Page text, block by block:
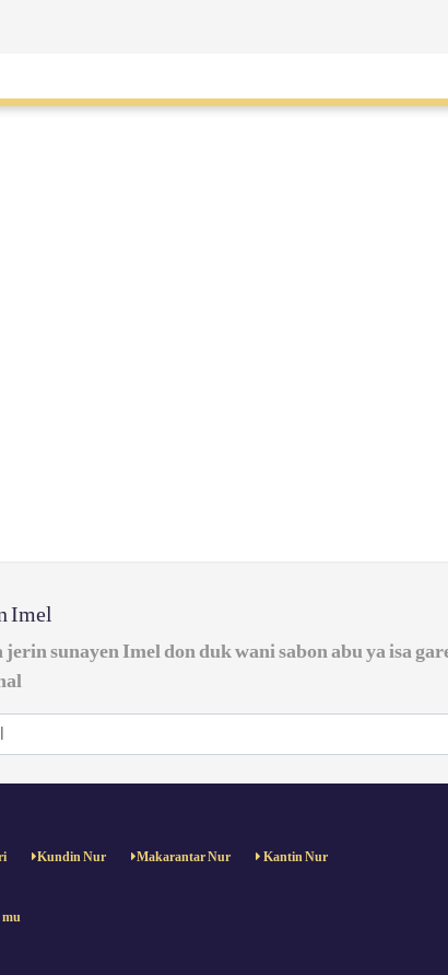
Imel
sunayen Imel don duk wani sabon abu ya isa
Kundin Nur Makarantar Nur Kantin Nur
mu